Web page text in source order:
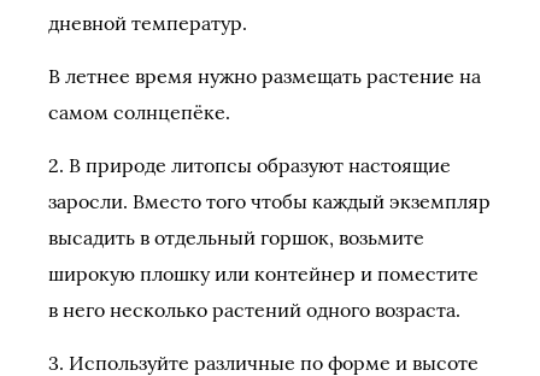
дневной температур.
В летнее время нужно размещать растение на
самом солнцепёке.
2. В природе литопсы образуют настоящие
заросли. Вместо того чтобы каждый экземпляр
высадить в отдельный горшок, возьмите
широкую плошку или контейнер и поместите
в него несколько растений одного возраста.
3. Используйте различные по форме и высоте